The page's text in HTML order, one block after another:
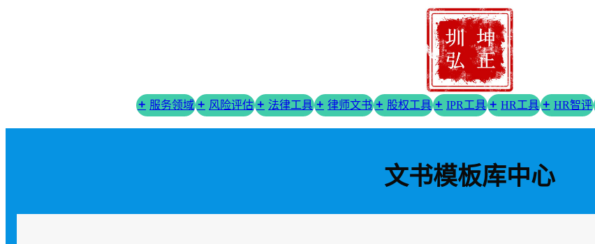
服务领域 风险评估 法律工具 律师文书 股权工具 IPR工具 HR工具 HR智评
文书模板库中心